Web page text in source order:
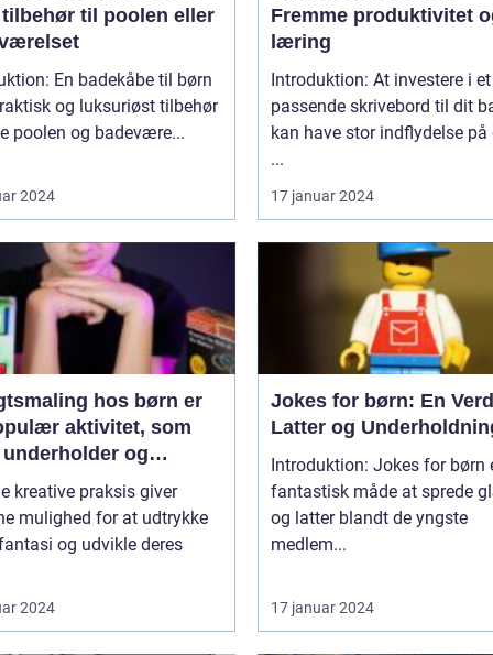
til poolen eller
En badekåbe til børn
og luksuriøst tilbehør
poolen og badevære...
2024
Fremme produktivitet
læring
Introduktion: At investere i et
passende skrivebord til dit
kan have stor indflydelse på
...
17 januar 2024
hos børn er
aktivitet, som
underholder og
de små
kreative praksis giver
mulighed for at udtrykke
og udvikle deres
2024
Jokes for børn: En
Latter og
Introduktion: Jokes for børn
fantastisk måde at sprede
og latter blandt de yngste
medlem...
17 januar 2024